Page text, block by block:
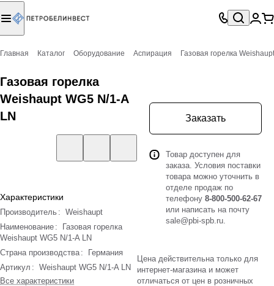
Главная Каталог Оборудование Аспирация Газовая горелка
Газовая горелка
Weishaupt WG5 N/1-A
LN
Характеристики
Производитель : Weishaupt
Наименование :
Газовая горелка
Weishaupt WG5 N/1-A LN
Страна производства :
Германия
Артикул : Weishaupt WG5 N/1-A LN
Все характеристики
Заказать
Товар доступен для
заказа. Условия поставки
товара можно уточнить в
отделе продаж по
телефону 8-800-500-62-67
или написать на почту
sale@pbi-spb.ru.
Цена действительна только для
интернет-магазина и может
отличаться от цен в розничных